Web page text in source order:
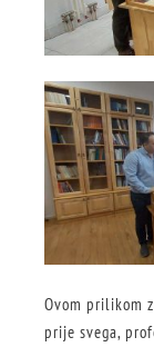
Ovom prilikom
prije svega,